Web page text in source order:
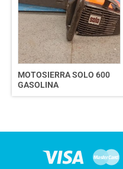
MOTOSIERRA SOLO 600
GASOLINA